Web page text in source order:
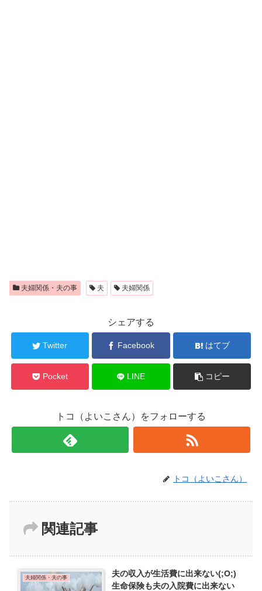
夫婦関係・夫の事 夫 夫婦関係
シェアする
Twitter Facebook はてブ
Pocket LINE コピー
トコ（よいこさん）をフォローする
トコ（よいこさん）
関連記事
夫婦関係・夫の事
夫の収入が生活費に出来ない(;O;)
生命保険も夫の入院費に出来ない